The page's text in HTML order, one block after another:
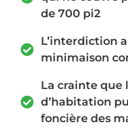
de 700 pi2
L’interdiction
minimaison
La crainte que
d’habitation
foncière des